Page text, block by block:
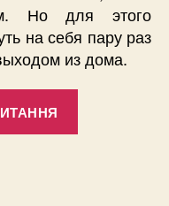
Но для этого
на себя пару раз
из дома.